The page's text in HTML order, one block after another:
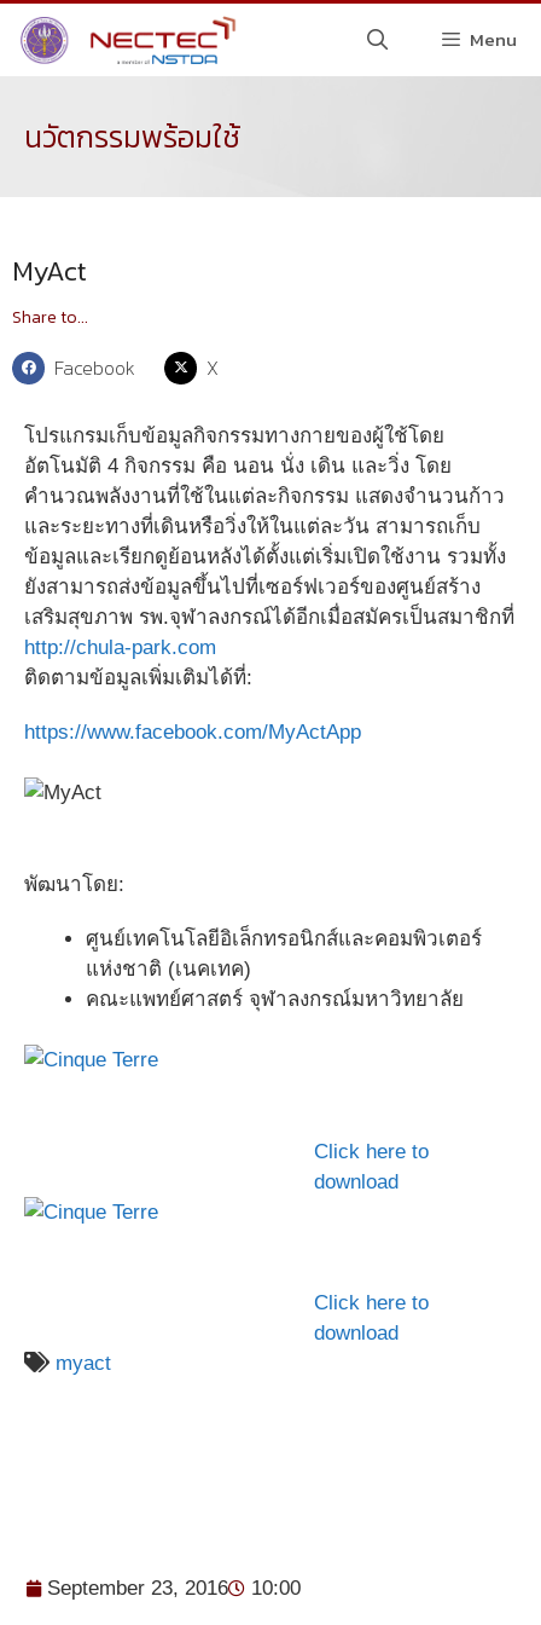
Menu
นวัตกรรมพร้อมใช้
MyAct
Share to...
Facebook X
โปรแกรมเก็บข้อมูลกิจกรรมทางกายของผู้ใช้โดย
อัตโนมัติ 4 กิจกรรม คือ นอน นั่ง เดิน และวิ่ง โดย
คำนวณพลังงานที่ใช้ในแต่ละกิจกรรม แสดงจำนวนก้าว
และระยะทางที่เดินหรือวิ่งให้ในแต่ละวัน สามารถเก็บ
ข้อมูลและเรียกดูย้อนหลังได้ตั้งแต่เริ่มเปิดใช้งาน รวมทั้ง
ยังสามารถส่งข้อมูลขึ้นไปที่เซอร์ฟเวอร์ของศูนย์สร้าง
เสริมสุขภาพ รพ.จุฬาลงกรณ์ได้อีกเมื่อสมัครเป็นสมาชิกที่
http://chula-park.com
ติดตามข้อมูลเพิ่มเติมได้ที่:
https://www.facebook.com/MyActApp
พัฒนาโดย:
ศูนย์เทคโนโลยีอิเล็กทรอนิกส์และคอมพิวเตอร์
แห่งชาติ (เนคเทค)
คณะแพทย์ศาสตร์ จุฬาลงกรณ์มหาวิทยาลัย
Click here to
download
Click here to
download
myact
September 23, 2016 10:00